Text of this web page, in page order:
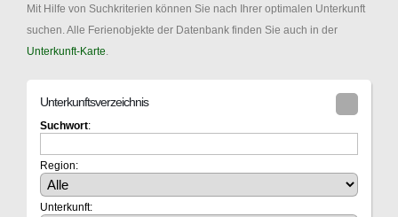
Mit Hilfe von Suchkriterien können Sie nach Ihrer optimalen Unterkunft
suchen. Alle Ferienobjekte der Datenbank finden Sie auch in der
Unterkunft-Karte
Unterkunftsverzeichnis
Suchwort:
Region:
Unterkunft: